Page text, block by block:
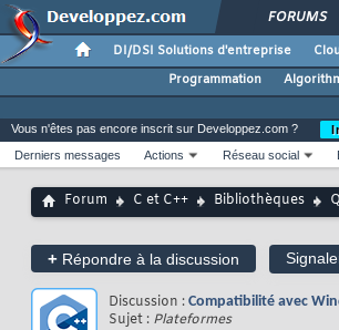
FORUMS
DI/DSI Solutions d'entreprise
Programmation
Vous n'êtes pas encore inscrit sur Developpez.com ?
Derniers messages
Actions Réseau social
Forum C et C++ Bibliothèques
+ Répondre à la discussion
Discussion : Compatibilité avec
Sujet : Plateformes